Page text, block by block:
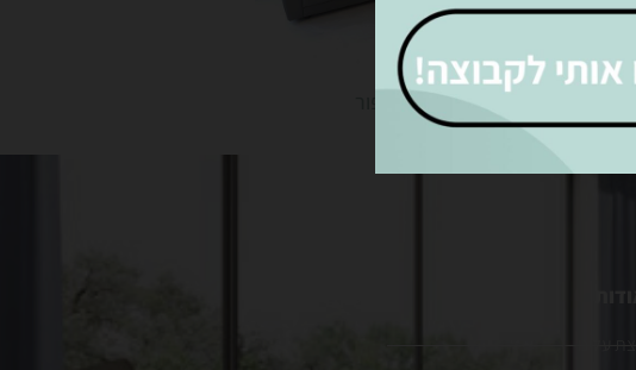
סלון עור פינתי בצבע אפור
עלינו